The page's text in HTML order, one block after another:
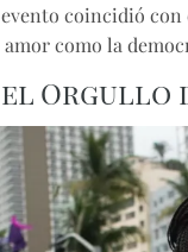
coincidió
como la
Orgullo